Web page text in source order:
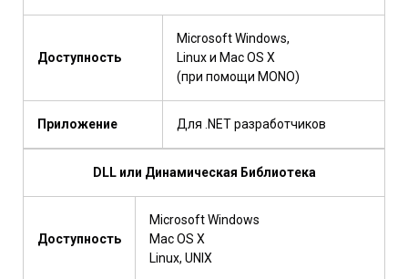
Доступность
Microsoft Windows,
Linux и Mac OS X
(при помощи MONO)
Приложение Для .NET разработчиков
DLL или Динамическая Библиотека
Доступность
Microsoft Windows
Mac OS X
Linux, UNIX